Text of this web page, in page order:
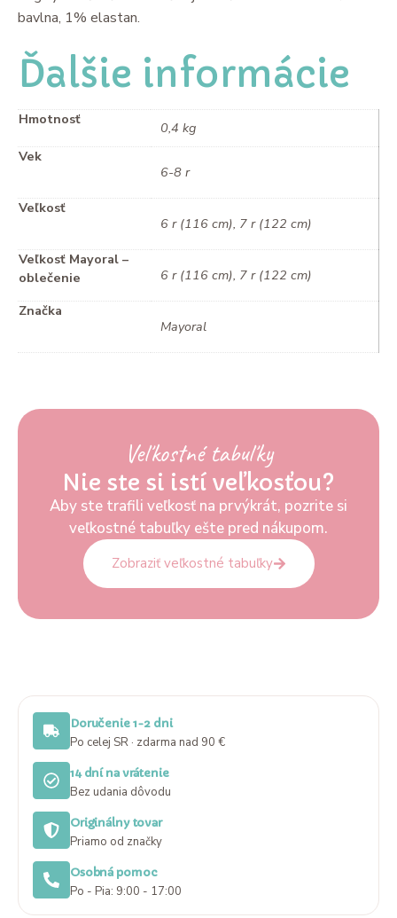
bavlna, 1% elastan.
Ďalšie informácie
Hmotnosť
0,4 kg
Vek
6-8 r
Veľkosť
6 r (116 cm), 7 r (122 cm)
Veľkosť Mayoral –
oblečenie
6 r (116 cm), 7 r (122 cm)
Značka
Mayoral
Veľkostné tabuľky
Nie ste si istí veľkosťou?
Aby ste trafili veľkosť na prvýkrát, pozrite si
veľkostné tabuľky ešte pred nákupom.
Zobraziť veľkostné tabuľky
Doručenie 1-2 dni
Po celej SR · zdarma nad 90 €
14 dní na vrátenie
Bez udania dôvodu
Originálny tovar
Priamo od značky
Osobná pomoc
Po - Pia: 9:00 - 17:00